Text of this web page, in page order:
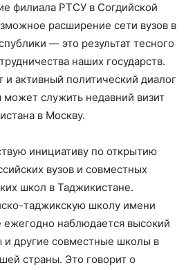
филиала РТСУ в Согдийской
расширение сети вузов в
— это результат тесного
наших государств.
и активный политический диалог
служить недавний визит
в Москву.
инициативу по открытию
вузов и совместных
школ в Таджикистане.
таджикскую школу имени
ежегодно наблюдается высокий
и другие совместные школы в
страны. Это говорит о